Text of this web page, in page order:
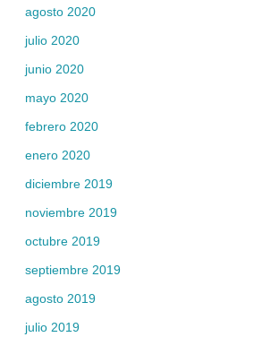
agosto 2020
julio 2020
junio 2020
mayo 2020
febrero 2020
enero 2020
diciembre 2019
noviembre 2019
octubre 2019
septiembre 2019
agosto 2019
julio 2019